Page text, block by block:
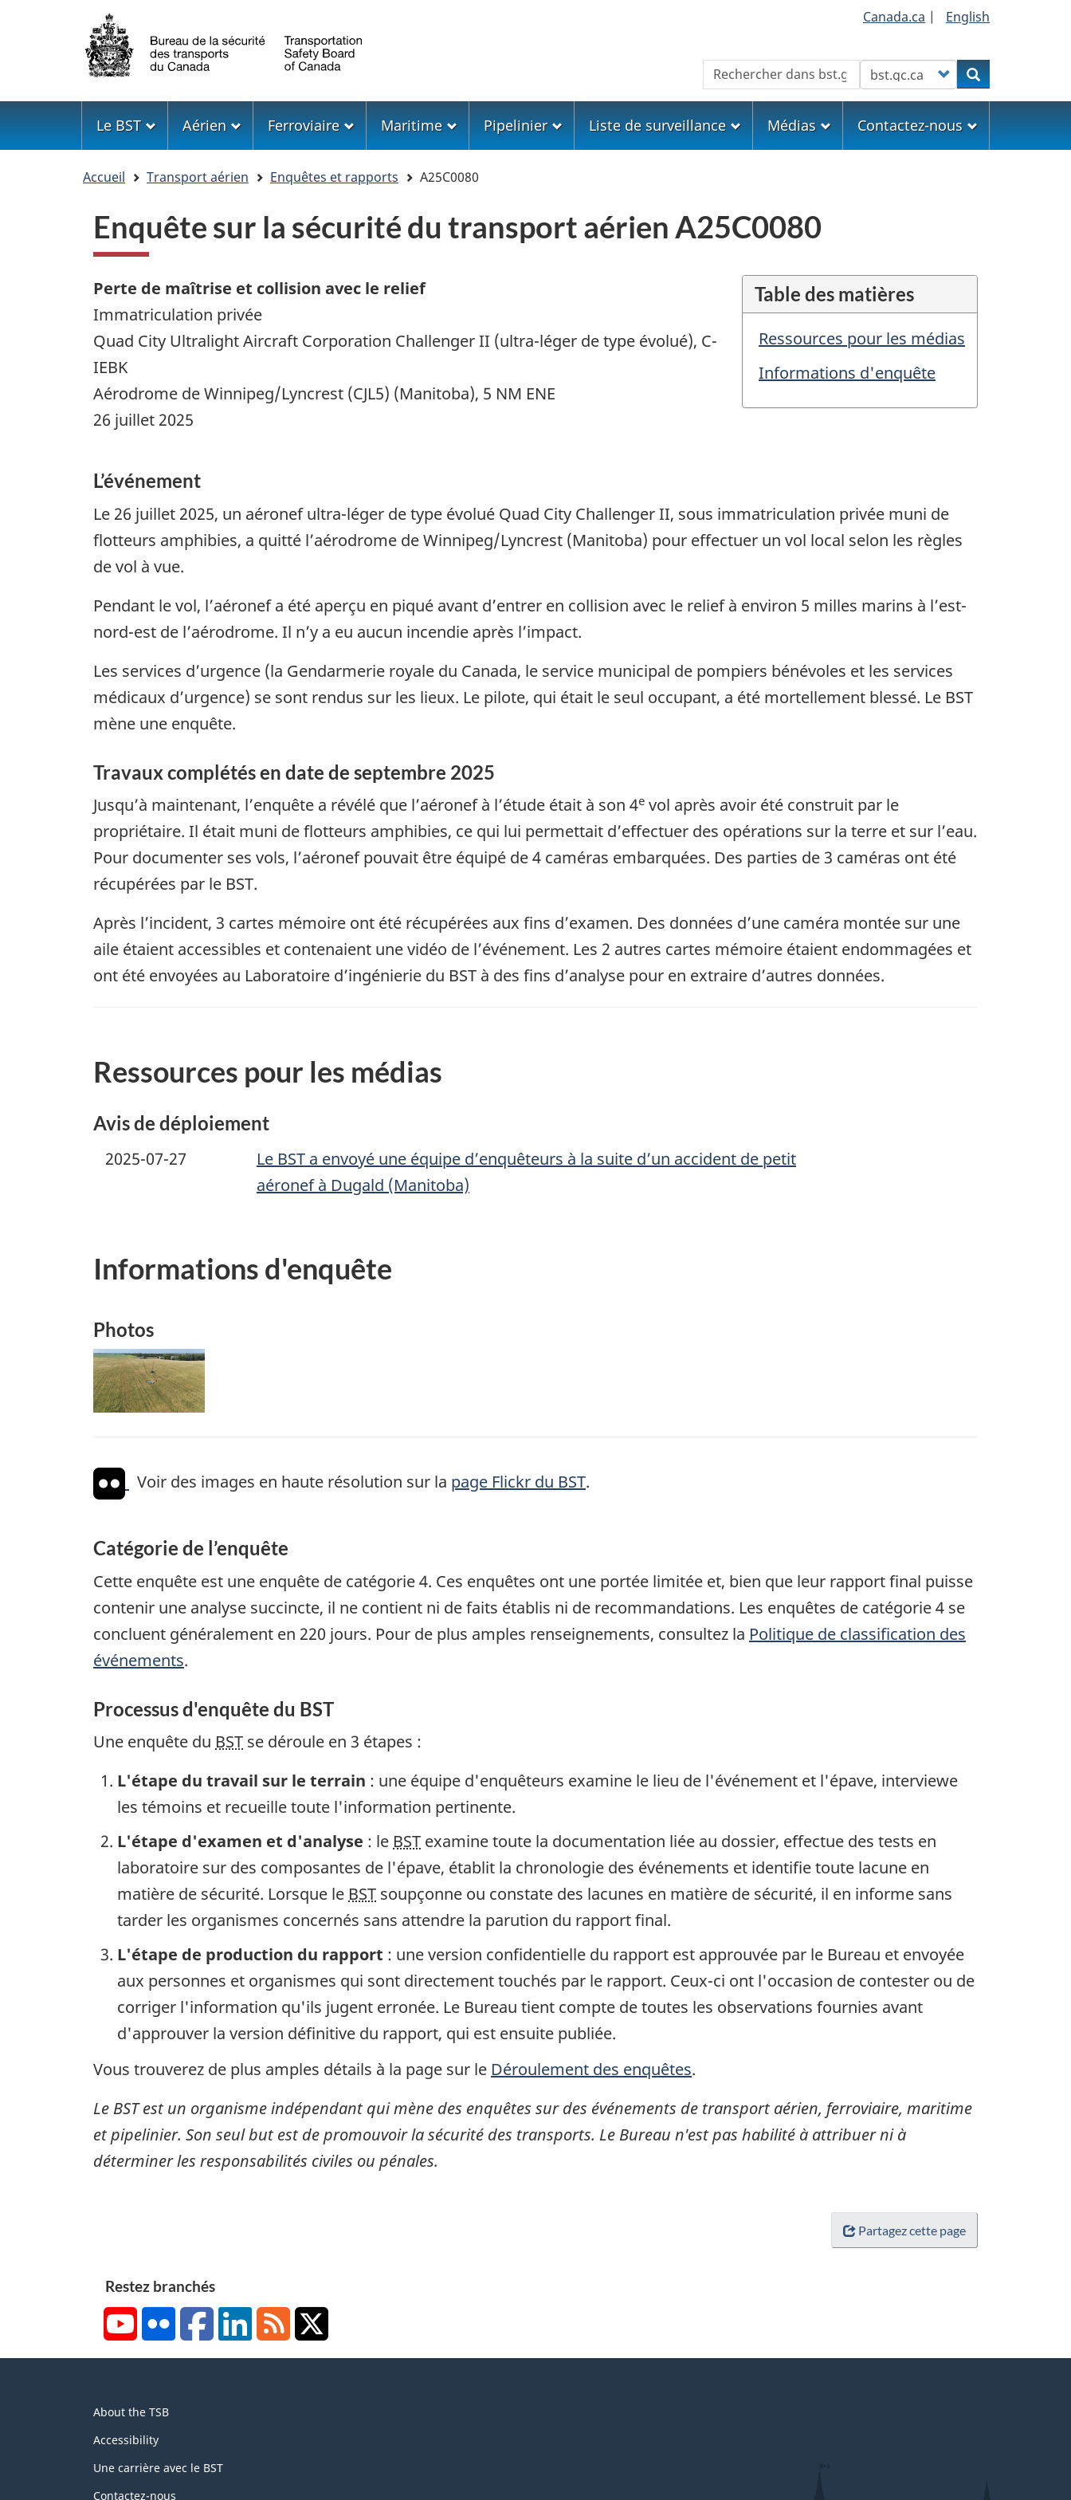
Sélection
de
la
langue
Canada.ca | English
Rechercher Customize your searchRechercher
Menu
Le BST Aérien Ferroviaire Maritime Pipelinier Liste de surveillance Médias Contactez-nous
Accueil Transport aérien Enquêtes et rapports A25C0080
Enquête sur la sécurité du transport aérien A25C0080
Table des matières
Ressources pour les médias
Informations d'enquête
Perte de maîtrise et collision avec le relief
Immatriculation privée
Quad City Ultralight Aircraft Corporation Challenger II (ultra-léger de type évolué), C-
IEBK
Aérodrome de Winnipeg/Lyncrest (CJL5) (Manitoba), 5 NM ENE
26 juillet 2025
L’événement
Le 26 juillet 2025, un aéronef ultra-léger de type évolué Quad City Challenger II, sous immatriculation privée muni de
flotteurs amphibies, a quitté l’aérodrome de Winnipeg/Lyncrest (Manitoba) pour effectuer un vol local selon les règles
de vol à vue.
Pendant le vol, l’aéronef a été aperçu en piqué avant d’entrer en collision avec le relief à environ 5 milles marins à l’est-
nord-est de l’aérodrome. Il n’y a eu aucun incendie après l’impact.
Les services d’urgence (la Gendarmerie royale du Canada, le service municipal de pompiers bénévoles et les services
médicaux d’urgence) se sont rendus sur les lieux. Le pilote, qui était le seul occupant, a été mortellement blessé. Le BST
mène une enquête.
Travaux complétés en date de septembre 2025
Jusqu’à maintenant, l’enquête a révélé que l’aéronef à l’étude était à son 4e vol après avoir été construit par le
propriétaire. Il était muni de flotteurs amphibies, ce qui lui permettait d’effectuer des opérations sur la terre et sur l’eau.
Pour documenter ses vols, l’aéronef pouvait être équipé de 4 caméras embarquées. Des parties de 3 caméras ont été
récupérées par le BST.
Après l’incident, 3 cartes mémoire ont été récupérées aux fins d’examen. Des données d’une caméra montée sur une
aile étaient accessibles et contenaient une vidéo de l’événement. Les 2 autres cartes mémoire étaient endommagées et
ont été envoyées au Laboratoire d’ingénierie du BST à des fins d’analyse pour en extraire d’autres données.
Ressources pour les médias
Avis de déploiement
2025-07-27
Le BST a envoyé une équipe d’enquêteurs à la suite d’un accident de petit
aéronef à Dugald (Manitoba)
Informations d'enquête
Photos
Voir des images en haute résolution sur la page Flickr du BST.
Catégorie de l’enquête
Cette enquête est une enquête de catégorie 4. Ces enquêtes ont une portée limitée et, bien que leur rapport final puisse
contenir une analyse succincte, il ne contient ni de faits établis ni de recommandations. Les enquêtes de catégorie 4 se
concluent généralement en 220 jours. Pour de plus amples renseignements, consultez la Politique de classification des
événements.
Processus d'enquête du BST
Une enquête du BST se déroule en 3 étapes :
L'étape du travail sur le terrain : une équipe d'enquêteurs examine le lieu de l'événement et l'épave, interviewe
les témoins et recueille toute l'information pertinente.
L'étape d'examen et d'analyse : le BST examine toute la documentation liée au dossier, effectue des tests en
laboratoire sur des composantes de l'épave, établit la chronologie des événements et identifie toute lacune en
matière de sécurité. Lorsque le BST soupçonne ou constate des lacunes en matière de sécurité, il en informe sans
tarder les organismes concernés sans attendre la parution du rapport final.
L'étape de production du rapport : une version confidentielle du rapport est approuvée par le Bureau et envoyée
aux personnes et organismes qui sont directement touchés par le rapport. Ceux-ci ont l'occasion de contester ou de
corriger l'information qu'ils jugent erronée. Le Bureau tient compte de toutes les observations fournies avant
d'approuver la version définitive du rapport, qui est ensuite publiée.
Vous trouverez de plus amples détails à la page sur le Déroulement des enquêtes.
Le BST est un organisme indépendant qui mène des enquêtes sur des événements de transport aérien, ferroviaire, maritime
et pipelinier. Son seul but est de promouvoir la sécurité des transports. Le Bureau n'est pas habilité à attribuer ni à
déterminer les responsabilités civiles ou pénales.
Partagez cette page
Restez branchés
YouTubeFlickr FacebookLinkedInRSS
this
site
About the TSB
Accessibility
Une carrière avec le BST
Contactez-nous